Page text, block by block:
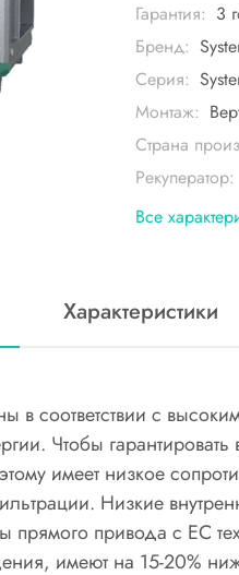
Гарантия: 3
Бренд:
Серия:
Монтаж:
Страна
Рекуператор:
Все
Характеристики
в соответствии с
Чтобы
имеет низкое
Низкие
прямого привода с EC
имеют на 15-20%